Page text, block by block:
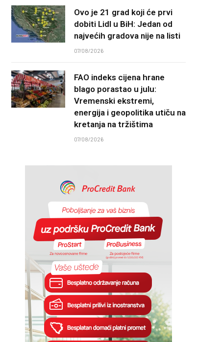
Ovo je 21 grad koji će prvi
dobiti Lidl u BiH: Jedan od
najvećih gradova nije na listi
07/08/2026
FAO indeks cijena hrane
blago porastao u julu:
Vremenski ekstremi,
energija i geopolitika utiču na
kretanja na tržištima
07/08/2026